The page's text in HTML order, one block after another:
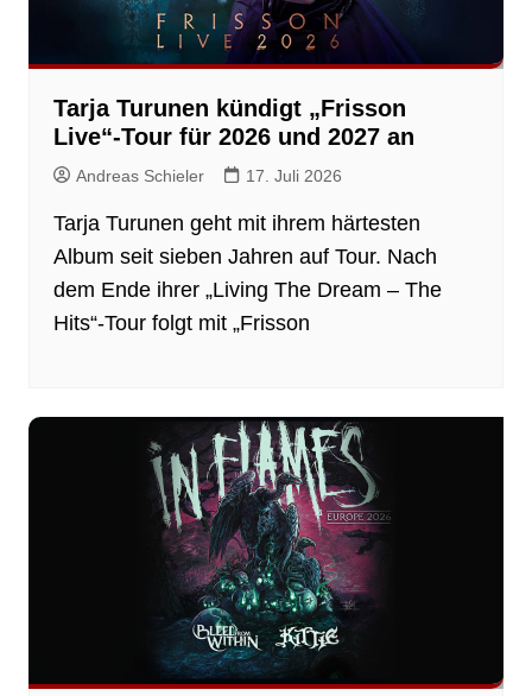
Tarja Turunen kündigt „Frisson
Live“-Tour für 2026 und 2027 an
Andreas Schieler 17. Juli 2026
Tarja Turunen geht mit ihrem härtesten
Album seit sieben Jahren auf Tour. Nach
dem Ende ihrer „Living The Dream – The
Hits“-Tour folgt mit „Frisson